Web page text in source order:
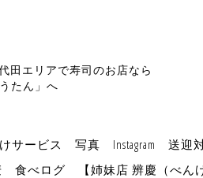
田エリアで寿司のお店なら
たん」へ
サービス 写真 Instagram
送迎
食べログ 【姉妹店 辨慶（べん